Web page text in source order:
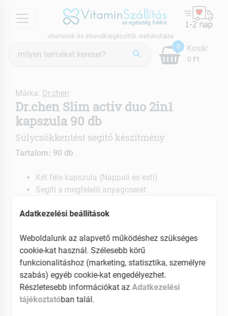
menu
vitaminok és étrendkiegészítők webáruháza
keresés
0
0 Ft
Kosár
Márka: Dr.chen
Dr.chen Slim activ duo 2in1
kapszula 90 db
Súlycsökkentést segítő készítmény
Tartalom: 90 db
Két féle kapszula (Nappali és esti)
Segíti a megfelelő anyagcserét
fenntartásához
EAN: 5999561421681
Adatkezelési beállítások
Weboldalunk az alapvető működéshez szükséges
cookie-kat használ. Szélesebb körű
funkcionalitáshoz (marketing, statisztika, személyre
szabás) egyéb cookie-kat engedélyezhet.
Részletesebb információkat azAdatkezelési
tájékoztatóban talál.